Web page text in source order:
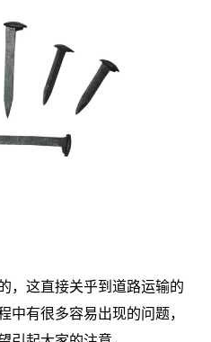
，这直接关乎到道路运输的
中有很多容易出现的问题，